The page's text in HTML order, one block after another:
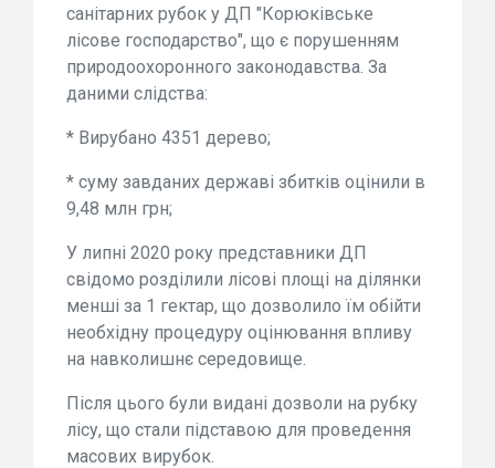
санітарних рубок у ДП "Корюківське
лісове господарство", що є порушенням
природоохоронного законодавства. За
даними слідства:
* Вирубано 4351 дерево;
* суму завданих державі збитків оцінили в
9,48 млн грн;
У липні 2020 року представники ДП
свідомо розділили лісові площі на ділянки
менші за 1 гектар, що дозволило їм обійти
необхідну процедуру оцінювання впливу
на навколишнє середовище.
Після цього були видані дозволи на рубку
лісу, що стали підставою для проведення
масових вирубок.